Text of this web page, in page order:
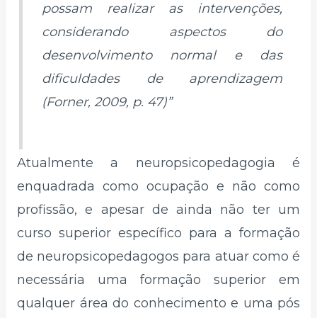
possam realizar as intervenções,
considerando aspectos do
desenvolvimento normal e das
dificuldades de aprendizagem
(Forner, 2009, p. 47)”
Atualmente a neuropsicopedagogia é
enquadrada como ocupação e não como
profissão, e apesar de ainda não ter um
curso superior específico para a formação
de neuropsicopedagogos para atuar como é
necessária uma formação superior em
qualquer área do conhecimento e uma pós